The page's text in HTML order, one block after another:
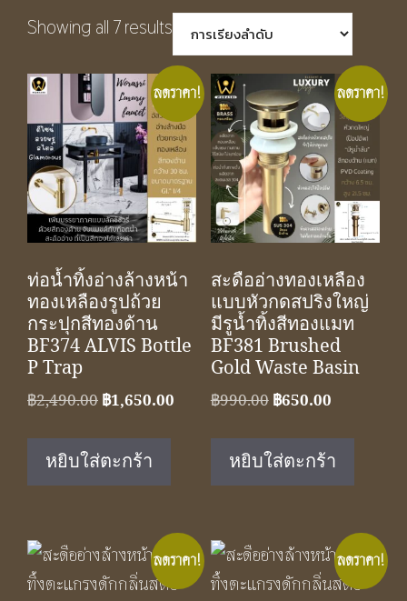
Showing all 7 results
ลดราคา!
ท่อน้ำทิ้งอ่างล้างหน้า
ทองเหลืองรูปถ้วย
กระปุกสีทองด้าน
BF374 ALVIS Bottle
P Trap
฿2,490.00 Original
฿2,490.00.
฿1,650.00 Current
฿1,650.00.
หยิบใส่ตะกร้า
ลดราคา!
สะดืออ่างทองเหลือง
แบบหัวกดสปริงใหญ่
มีรูน้ำทิ้งสีทองแมท
BF381 Brushed
Gold Waste Basin
฿990.00 Original
was:
฿990.00.
฿650.00Current
฿650.00.
หยิบใส่ตะกร้า
ลดราคา! ลดราคา!